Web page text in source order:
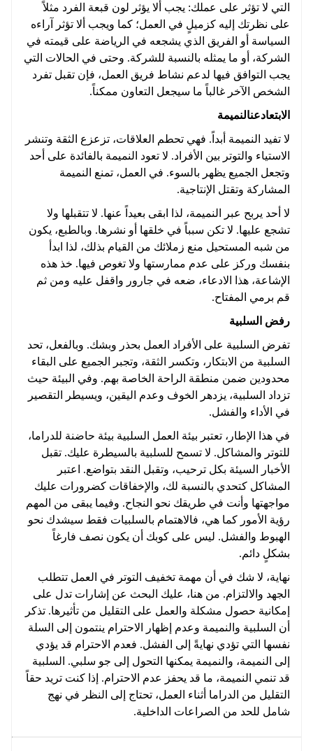
التي لا تؤثر على عملك: يجب ألا يؤثر لون قبعة الفرد مثلاً
على نظرتك إليه كزميلٍ في العمل؛ كما ويجب ألا تؤثر آراءه
السياسة أو الفريق الذي يشجعه في الرياضة على قيمته في
الشركة، أو ما يمثله بالنسبة للشركة. وحتى في الحالات التي
يجب التوافق فيها لدعم نشاط فريق العمل، فإن تقبل تفرد
الشخص الآخر غالباً ما سيجعل التعاون ممكناً.
الابتعادعنالنميمة
لا تفيد النميمة أبداً. فهي تحطم العلاقات، تزعزع الثقة وتنشر
الاستياء والتوتر بين الأفراد. لا تعود النميمة بالفائدة على أحد
وتجعل الجميع يظهر بالسوء. في العمل، تمنع النميمة
المشاركة وتقتل الإنتاجية.
لا أحد يربح عبر النميمة، لذا ابقى بعيداً عنها. لا تتقبلها ولا
تشجع عليها. لا تكن سبباً في خلقها أو نشرها. وبالطبع، يكون
من شبه المستحيل منع زملائك من القيام بذلك، لذا ابدأ
بنفسك وركز على عدم ممارستها ولا تغوص فيها. خذ هذه
الإشاعة، هذا الادعاء، ضعه في جارور واقفل عليه ومن ثم
قم برمي المفتاح.
رفض السلبية
تفرض السلبية على الأفراد العمل بحذر وبشك. وبالفعل، تحد
السلبية من الابتكار، وتكسر الثقة، وتجبر الجميع على البقاء
محدودين ضمن منطقة الراحة الخاصة بهم. وفي البيئة حيث
تزداد السلبية، يزدهر الخوف وعدم اليقين، ويسيطر التقصير
في الأداء والفشل.
في هذا الإطار، تعتبر بيئة العمل السلبية بيئة حاضنة للدراما،
للتوتر والمشاكل. لا تسمح للسلبية بالسيطرة عليك. تقبل
الأخبار السيئة بكل ترحيب، وتقبل النقد بتواضع. اعتبر
المشاكل كتحدي بالنسبة لك، والإخفاقات كضرورات عليك
مواجهتها وأنت في طريقك نحو النجاح. وفيما يبقى من المهم
رؤية الأمور كما هي، فالاهتمام بالسلبيات فقط سيشدك نحو
الهبوط والفشل. ليس على كوبك أن يكون نصف فارغاً
بشكلٍ دائم.
نهاية، لا شك في أن مهمة تخفيف التوتر في العمل تتطلب
الجهد والالتزام. من هنا، عليك البحث عن إشارات تدل على
إمكانية حصول مشكلة والعمل على التقليل من تأثيرها. تذكر
أن السلبية والنميمة وعدم إظهار الاحترام ينتمون إلى السلة
نفسها التي تؤدي نهايةً إلى الفشل. فعدم الاحترام قد يؤدي
إلى النميمة، والنميمة يمكنها التحول إلى جو سلبي. السلبية
قد تنمي النميمة، ما قد يحفز عدم الاحترام. إذا كنت تريد حقاً
التقليل من الدراما أثناء العمل، تحتاج إلى النظر في نهج
شامل للحد من الصراعات الداخلية.